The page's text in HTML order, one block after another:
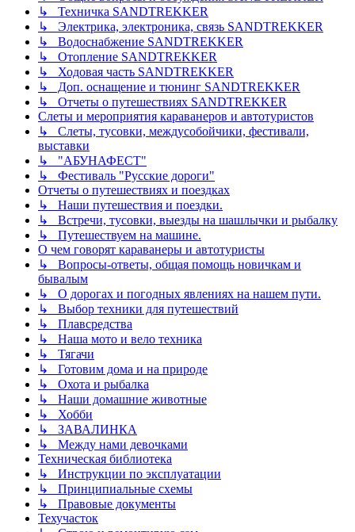
↳ Техничка SANDTREKKER
↳ Электрика, электроника, связь SANDTREKKER
↳ Водоснабжение SANDTREKKER
↳ Отопление SANDTREKKER
↳ Ходовая часть SANDTREKKER
↳ Доп. оснащение и тюнинг SANDTREKKER
↳ Отчеты о путешествиях SANDTREKKER
Слеты и мероприятия караванеров и автотуристов
↳ Слеты, тусовки, междусобойчики, фестивали,
выставки
↳ "АБУНАФЕСТ"
↳ Фестиваль "Русские дороги"
Отчеты о путешествиях и поездках
↳ Наши путешествия и поездки.
↳ Встречи, тусовки, выезды на шашлычки и рыбалку
↳ Путешествуем на машине.
О чем говорят караванеры и автотуристы
↳ Вопросы-ответы, общая помощь новичкам и
бывалым
↳ О дорогах и погодных явлениях на нашем пути.
↳ Выбор техники для путешествий
↳ Плавсредства
↳ Наша мото и вело техника
↳ Тягачи
↳ Готовим дома и на природе
↳ Охота и рыбалка
↳ Наши домашние животные
↳ Хобби
↳ ЗАВАЛИНКА
↳ Между нами девочками
Техническая библиотека
↳ Инструкции по эксплуатации
↳ Принципиальные схемы
↳ Правовые документы
Техучасток